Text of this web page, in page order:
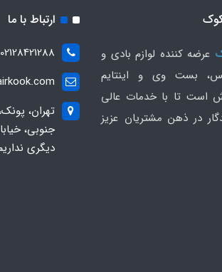
عرضه کننده لوازم بادی و
بست وی و اینتایم
است تا با خدمات عالی
در ذهن مشتریان عزیز
ارتباط با ما
02128421288
تهران،
دیگری